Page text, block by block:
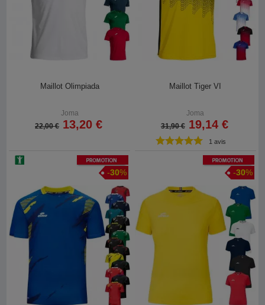
Maillot Olimpiada
Joma
22,00 € 13,20 €
Maillot Tiger VI
Joma
31,90 € 19,14 €
1 avis
Promotion
-30%
Promotion
-30%